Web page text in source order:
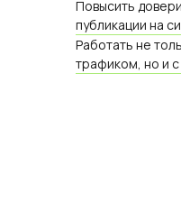
Повысить
публикации на
Работать не
трафиком, но и